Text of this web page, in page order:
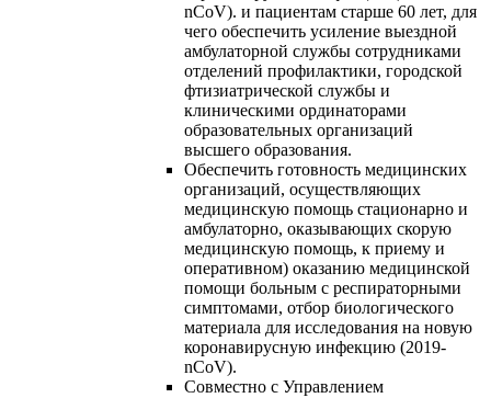
nCoV). и пациентам старше 60 лет, для
чего обеспечить усиление выездной
амбулаторной службы сотрудниками
отделений профилактики, городской
фтизиатрической службы и
клиническими ординаторами
образовательных организаций
высшего образования.
Обеспечить готовность медицинских
организаций, осуществляющих
медицинскую помощь стационарно и
амбулаторно, оказывающих скорую
медицинскую помощь, к приему и
оперативном) оказанию медицинской
помощи больным с респираторными
симптомами, отбор биологического
материала для исследования на новую
коронавирусную инфекцию (2019-
nCoV).
Совместно с Управлением